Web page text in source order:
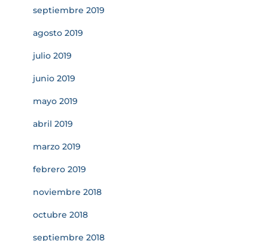
septiembre 2019
agosto 2019
julio 2019
junio 2019
mayo 2019
abril 2019
marzo 2019
febrero 2019
noviembre 2018
octubre 2018
septiembre 2018